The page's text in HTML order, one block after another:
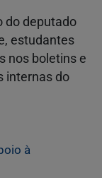
do deputado
estudantes
nos boletins e
internas do
à